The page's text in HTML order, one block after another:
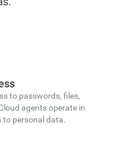
to passwords, files,
agents operate in
to personal data.